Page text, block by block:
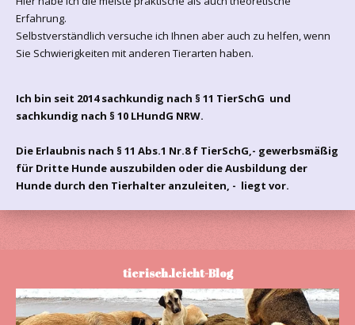
Erfahrung.
Selbstverständlich versuche ich Ihnen aber auch zu helfen, wenn
Sie Schwierigkeiten mit anderen Tierarten haben.
Ich bin seit 2014 sachkundig nach § 11 TierSchG und
sachkundig nach § 10 LHundG NRW.
Die Erlaubnis nach § 11 Abs.1 Nr.8 f TierSchG,- gewerbsmäßig
für Dritte Hunde auszubilden oder die Ausbildung der
Hunde durch den Tierhalter anzuleiten, - liegt vor.
tierisch.leicht-Blog